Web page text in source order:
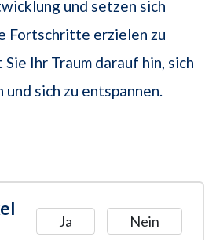
und setzen sich
Fortschritte erzielen zu
Ihr Traum darauf hin, sich
sich zu entspannen.
Ja Nein